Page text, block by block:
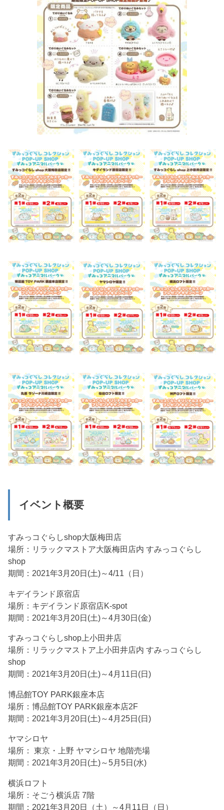
イベント概要
すみっコぐらしshop大阪梅田店
場所：リラックマストア大阪梅田店内 すみっコぐらし
shop
期間：2021年3月20日(土)～4/11（日）
キデイランド原宿店
場所：キデイランド原宿店K-spot
期間：2021年3月20日(土)～4月30日(金)
すみっコぐらしshop上小田井店
場所：リラックマストア上小田井店内 すみっコぐらし
shop
期間：2021年3月20日(土)～4月11日(日)
博品館TOY PARK銀座本店
場所：博品館TOY PARK銀座本店2F
期間：2021年3月20日(土)～4月25日(日)
ヤマシロヤ
場所： 東京・上野 ヤマシロヤ 地階売場
期間：2021年3月20日(土)～5月5日(水)
横浜ロフト
場所：そごう横浜店 7階
期間：2021年3月20日（土）～4月11日（日）